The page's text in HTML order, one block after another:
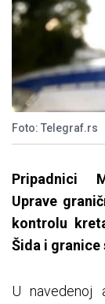
Foto: Telegraf.rs
Pripadnici
Uprave
kontrolu
Šida i granice
U navedenoj